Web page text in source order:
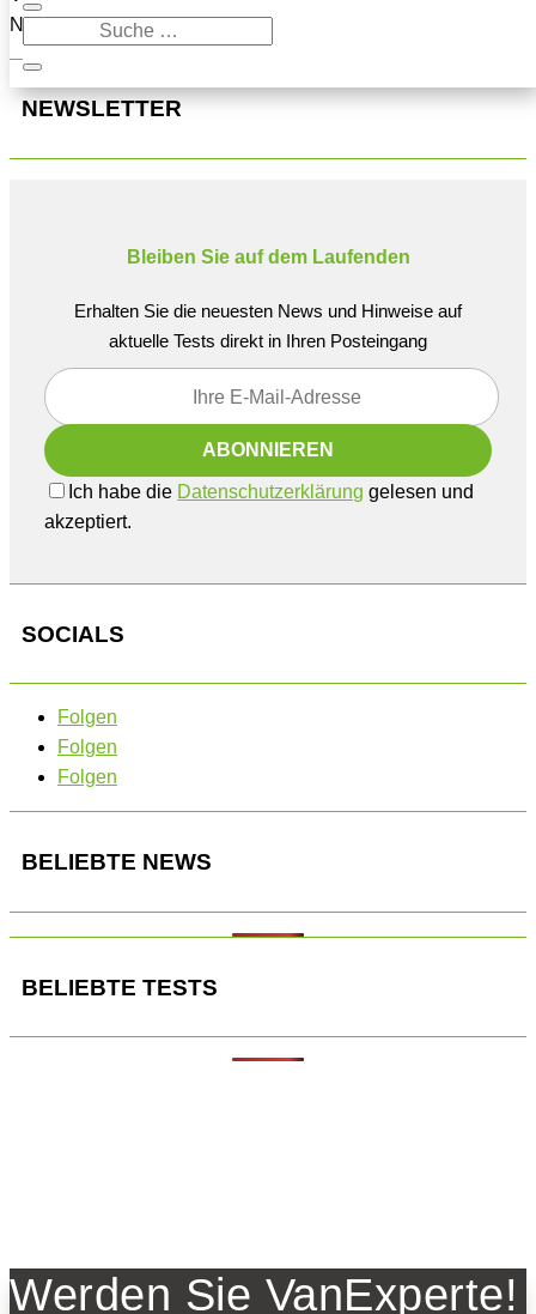
Navigation oben, um den Beitrag zu finden.
NEWSLETTER
Bleiben Sie auf dem Laufenden
Erhalten Sie die neuesten News und Hinweise auf
aktuelle Tests direkt in Ihren Posteingang
Ich habe die Datenschutzerklärung gelesen und
akzeptiert.
SOCIALS
Folgen
Folgen
Folgen
BELIEBTE NEWS
BELIEBTE TESTS
Werden Sie VanExperte!